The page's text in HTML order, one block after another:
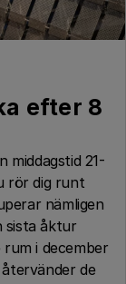
efter 8
middagstid 21-
rör dig runt
nämligen
sista åktur
i december
de